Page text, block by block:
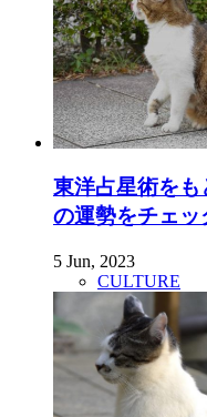
東洋占星術をも
の運勢をチェッ
5 Jun, 2023
CULTURE